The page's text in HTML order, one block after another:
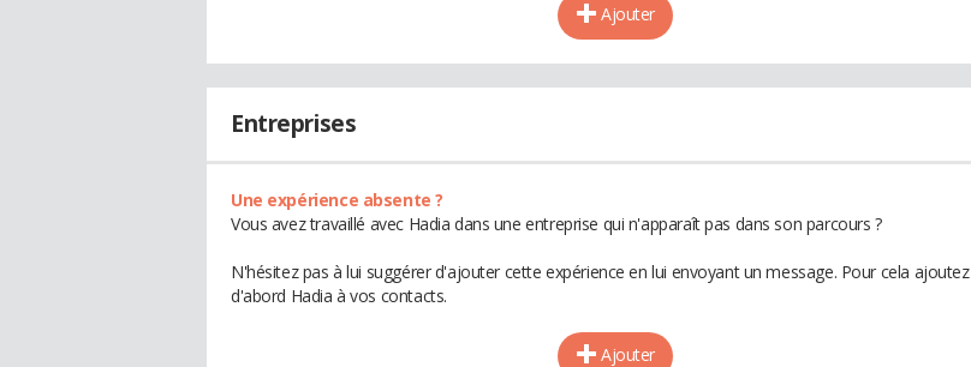
Ajouter
Entreprises
Une expérience absente ?
Vous avez travaillé avec Hadia dans une entreprise qui n'apparaît pas dans son parcours ?
N'hésitez pas à lui suggérer d'ajouter cette expérience en lui envoyant un message. Pour cela ajoutez
d'abord Hadia à vos contacts.
Ajouter